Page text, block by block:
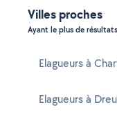
Villes proches
Ayant le plus de
Elagueurs à
Elagueurs à